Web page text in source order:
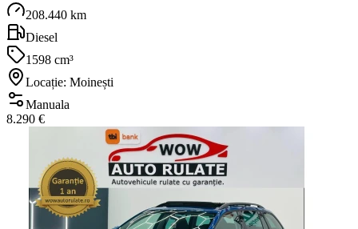
208.440 km
Diesel
1598 cm³
Locație: Moinești
Manuala
8.290 €